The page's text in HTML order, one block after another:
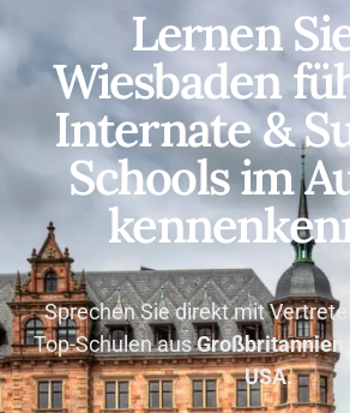
Lernen
Wiesbaden
Internate &
Schools im
Sprechen Sie direkt mit
Top-Schulen aus
USA.